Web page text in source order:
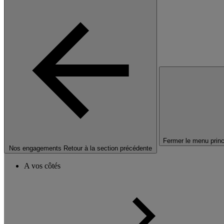
Nos engagements Retour à la section précédente
Fermer le menu
A vos côtés